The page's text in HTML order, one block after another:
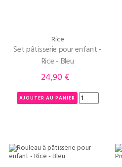
Rice
Set pâtisserie pour enfant -
Rice - Bleu
Prix
24,90 €
AJOUTER AU PANIER